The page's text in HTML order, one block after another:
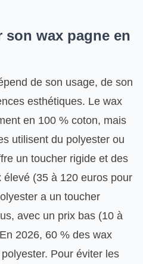
wax pagne en
de son usage, de son
esthétiques. Le wax
en 100 % coton, mais
utilisent du polyester ou
un toucher rigide et des
(35 à 120 euros pour
a un toucher
avec un prix bas (10 à
2026, 60 % des wax
Pour éviter les